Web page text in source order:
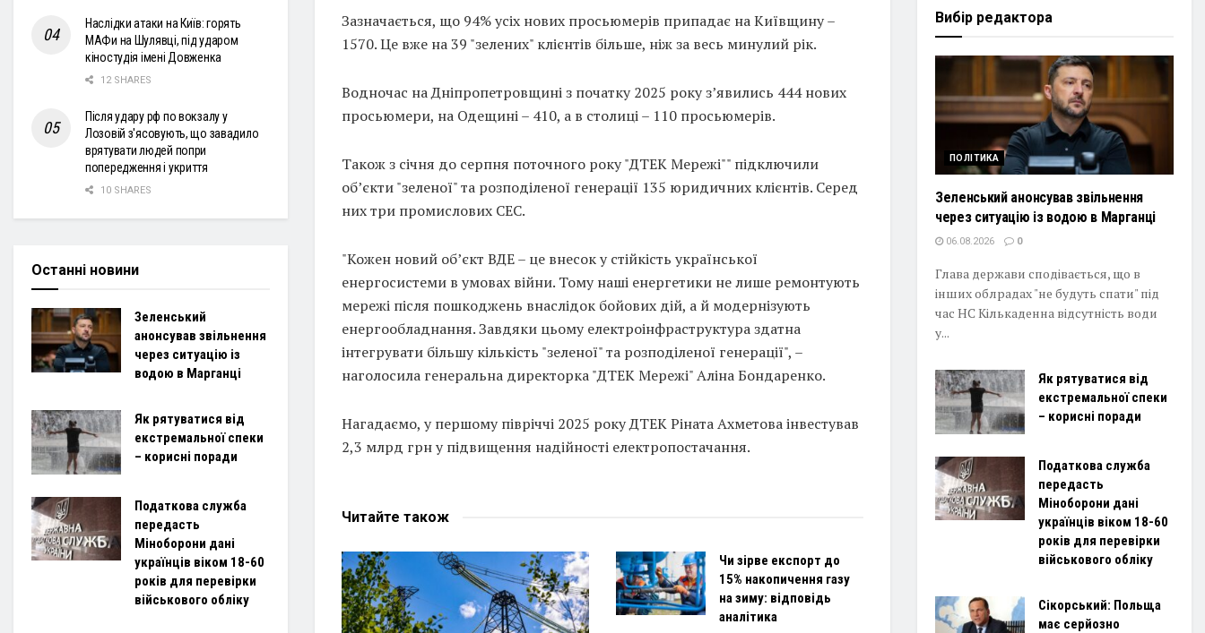
Зазначається, що 94% усіх нових просьюмерів припадає на Київщину –
1570. Це вже на 39 "зелених" клієнтів більше, ніж за весь минулий рік.
Водночас на Дніпропетровщині з початку 2025 року з’явились 444 нових
просьюмери, на Одещині – 410, а в столиці – 110 просьюмерів.
Також з січня до серпня поточного року "ДТЕК Мережі"" підключили
об’єкти "зеленої" та розподіленої генерації 135 юридичних клієнтів. Серед
них три промислових СЕС.
"Кожен новий об’єкт ВДЕ – це внесок у стійкість української
енергосистеми в умовах війни. Тому наші енергетики не лише ремонтують
мережі після пошкоджень внаслідок бойових дій, а й модернізують
енергообладнання. Завдяки цьому електроінфраструктура здатна
інтегрувати більшу кількість "зеленої" та розподіленої генерації", –
наголосила генеральна директорка "ДТЕК Мережі" Аліна Бондаренко.
Нагадаємо, у першому півріччі 2025 року ДТЕК Ріната Ахметова інвестував
2,3 млрд грн у підвищення надійності електропостачання.
Читайте також
Чи зірве експорт до
15% накопичення газу
на зиму: відповідь
аналітика
Наслідки атаки на Київ: горять
МАФи на Шулявці, під ударом
кіностудія імені Довженка
12 SHARES
Після удару рф по вокзалу у
Лозовій з'ясовують, що завадило
врятувати людей попри
попередження і укриття
10 SHARES
Останні новини
Зеленський
анонсував звільнення
через ситуацію із
водою в Марганці
Як рятуватися від
екстремальної спеки
– корисні поради
Податкова служба
передасть
Міноборони дані
українців віком 18-60
років для перевірки
військового обліку
Вибір редактора
ПОЛІТИКА
Зеленський анонсував звільнення
через ситуацію із водою в Марганці
06.08.2026 0
Глава держави сподівається, що в
інших облрадах "не будуть спати" під
час НС Кількаденна відсутність води
у...
Як рятуватися від
екстремальної спеки
– корисні поради
Податкова служба
передасть
Міноборони дані
українців віком 18-60
років для перевірки
військового обліку
Сікорський: Польща
має серйозно